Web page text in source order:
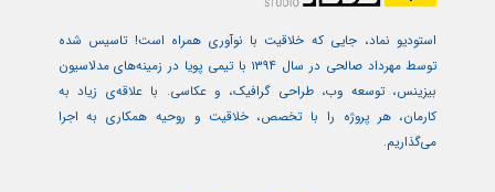
استودیو نماد، جایی که خلاقیت با نوآوری همراه است! تاسیس شده
توسط مهرداد صالحی در سال ۱۳۹۴ با تیمی پویا در زمینه‌های مدلاسیون
بیزینس، توسعه وب، طراحی گرافیک، و عکاسی. با علاقه‌ی زیاد به
کارمان، هر پروژه را با تخصص، خلاقیت و روحیه همکاری به اجرا
می‌گذاریم.